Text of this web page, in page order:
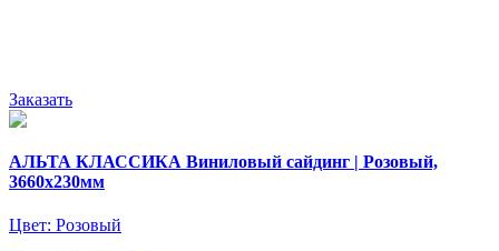
Заказать
АЛЬТА КЛАССИКА Виниловый сайдинг | Розовый,
3660х230мм
Цвет: Розовый